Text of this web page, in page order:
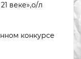
веке»,о/л
конкурсе